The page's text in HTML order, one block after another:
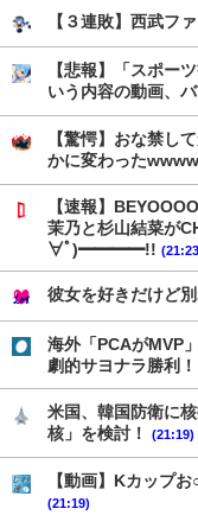
【３連敗】西武フ
【悲報】「スポー
いう内容の動画、
【驚愕】おな禁し
かに変わったwwww
【速報】
茉乃と杉山結菜が
∀ﾟ)━━━━!!
彼女を好きだけど
海外「PCAがMVP
劇的サヨナラ勝利
米国、韓国防衛に
核」を検討！
(21:19)
【動画】Kカップ
(21:19)